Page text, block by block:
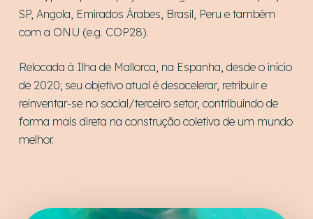
SP, Angola, Emirados Árabes, Brasil, Peru e também
com a ONU (e.g. COP28).
Relocada à Ilha de Mallorca, na Espanha, desde o início
de 2020; seu objetivo atual é desacelerar, retribuir e
reinventar-se no social/terceiro setor, contribuindo de
forma mais direta na construção coletiva de um mundo
melhor.